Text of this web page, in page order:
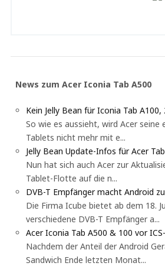
News zum Acer Iconia Tab A500
Kein Jelly Bean für Iconia Tab A100,
So wie es aussieht, wird Acer seine
Tablets nicht mehr mit e...
Jelly Bean Update-Infos für Acer
Nun hat sich auch Acer zur
Tablet-Flotte auf die n...
DVB-T Empfänger macht Android
Die Firma Icube bietet ab dem 18.
verschiedene DVB-T Empfänger a...
Acer Iconia Tab A500 & 100 vor
Nachdem der Anteil der Android
Sandwich Ende letzten Monat...